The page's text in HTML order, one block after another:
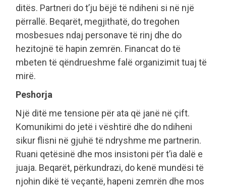
ditës. Partneri do t’ju bëjë të ndiheni si në një
përrallë. Beqarët, megjithatë, do tregohen
mosbesues ndaj personave të rinj dhe do
hezitojnë të hapin zemrën. Financat do të
mbeten të qëndrueshme falë organizimit tuaj të
mirë.
Peshorja
Një ditë me tensione për ata që janë në çift.
Komunikimi do jetë i vështirë dhe do ndiheni
sikur flisni në gjuhë të ndryshme me partnerin.
Ruani qetësinë dhe mos insistoni për t’ia dalë e
juaja. Beqarët, përkundrazi, do kenë mundësi të
njohin dikë të veçantë, hapeni zemrën dhe mos